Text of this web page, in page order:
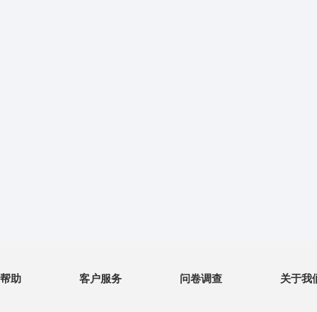
帮助 客户服务 问卷调查 关于我